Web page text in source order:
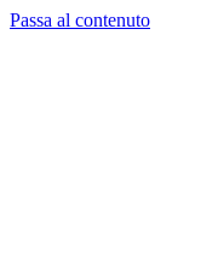
Passa al contenuto